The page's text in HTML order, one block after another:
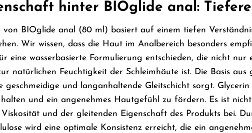
hinter BIOglide anal:
von BIOglide anal (80 ml) basiert auf einem tiefen
Wir wissen, dass die Haut im Analbereich besonders
eine wasserbasierte Formulierung entschieden, die nicht
natürlichen Feuchtigkeit der Schleimhäute ist. Die Basis
geschmeidige und langanhaltende Gleitschicht sorgt.
und ein angenehmes Hautgefühl zu fördern. Es ist
und der gleitenden Eigenschaft des Produkts bei.
wird eine optimale Konsistenz erreicht, die ein